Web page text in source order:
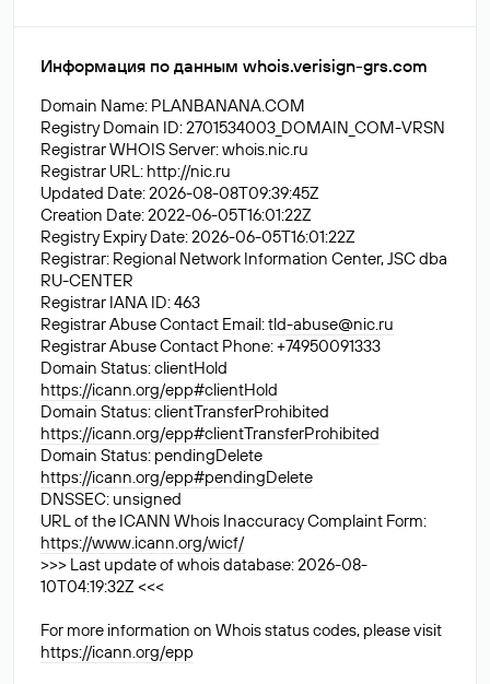
Информация по данным whois.verisign-grs.com
Domain Name: PLANBANANA.COM
Registry Domain ID: 2701534003_DOMAIN_COM-VRSN
Registrar WHOIS Server: whois.nic.ru
Registrar URL: http://nic.ru
Updated Date: 2026-08-08T09:39:45Z
Creation Date: 2022-06-05T16:01:22Z
Registry Expiry Date: 2026-06-05T16:01:22Z
Registrar: Regional Network Information Center, JSC dba
RU-CENTER
Registrar IANA ID: 463
Registrar Abuse Contact Email:tld-abuse@nic.ru
Registrar Abuse Contact Phone: +74950091333
Domain Status: clientHold
https://icann.org/epp#clientHold
Domain Status: clientTransferProhibited
https://icann.org/epp#clientTransferProhibited
Domain Status: pendingDelete
https://icann.org/epp#pendingDelete
DNSSEC: unsigned
URL of the ICANN Whois Inaccuracy Complaint Form:
https://www.icann.org/wicf/
>>> Last update of whois database: 2026-08-
10T04:19:32Z <<<
For more information on Whois status codes, please visit
https://icann.org/epp